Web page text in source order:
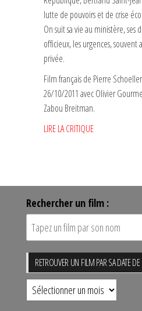
lutte de pouvoirs et de crise
On suit sa vie au ministère, ses
officieux, les urgences,
privée.
Film français de Pierre
26/10/2011 avec Olivier
Zabou Breitman.
LIRE LA CRITIQUE
Rechercher un film :
RETROUVER UN FILM PAR SA DATE
Retrouver
un